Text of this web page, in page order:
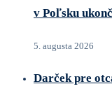
v Poľsku
5. augusta 2026
Darček pre